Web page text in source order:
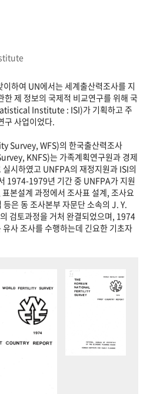
이하여 UN에서는 세계출산력조사를 지
한 제 정보의 국제적 비교연구를 위해 국
Institute : ISI)가 기획하고 주
구 사업이었다.
Survey, WFS)의 한국출산력조사
KNFS)는 가족계획연구원과 경제
시하였고 UNFPA의 재정지원과 ISI의
1974-1979년 기간 중 UNFPA가 지원
본설계 과정에서 조사표 설계, 조사요
은 동 조사본부 자문단 소속의 J. Y.
검토과정을 거처 완결되었으며, 1974
사 조사를 수행하는데 긴요한 기초자